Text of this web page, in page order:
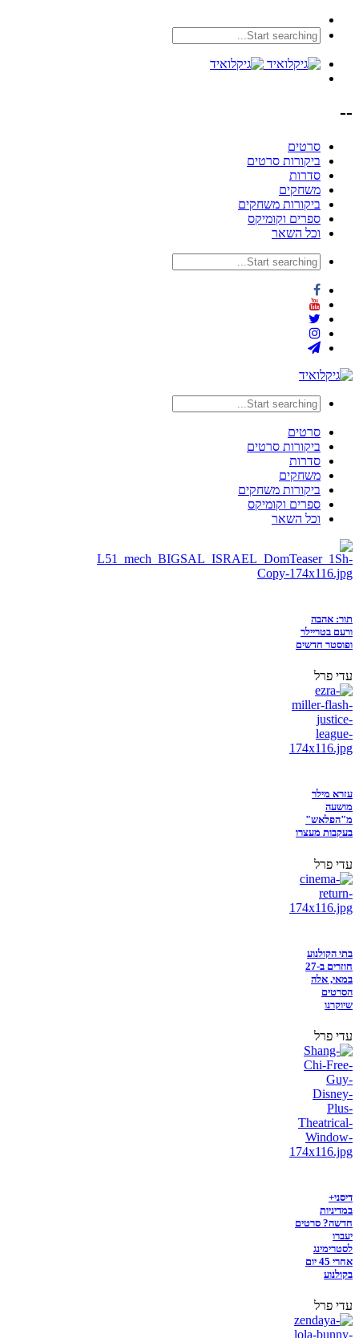
--
סרטים
ביקורות סרטים
סדרות
משחקים
ביקורות משחקים
ספרים וקומיקס
וכל השאר
סרטים
ביקורות סרטים
סדרות
משחקים
ביקורות משחקים
ספרים וקומיקס
וכל השאר
תור: אהבה
ורעם בטריילר
ופוסטר חדשים
עדי פרל
עזרא מילר
מושעה
מ"הפלאש"
בעקבות מעצרו
עדי פרל
בתי הקולנוע
חוזרים ב-27
במאי, אלה
הסרטים
שיוקרנו
עדי פרל
דיסני+
במדיניות
חדשה? סרטים
יעברו
לסטרימינג
אחרי 45 יום
בקולנוע
עדי פרל